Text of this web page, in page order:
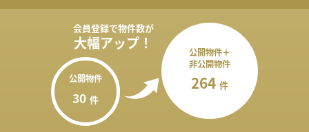
会員登録で物件数が
大幅アップ！
公開物件
30 件
公開物件＋
非公開物件
264 件